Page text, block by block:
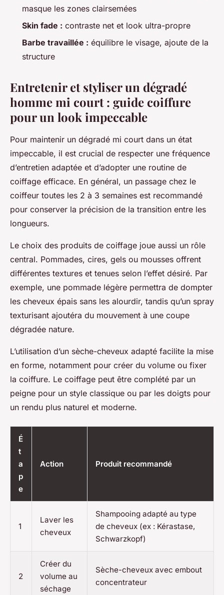
masque les zones clairsemées
Skin fade : contraste net et look ultra-propre
Barbe travaillée : équilibre le visage, ajoute de la
structure
Entretenir et styliser un dégradé
homme mi court : guide coiffure
pour un look impeccable
Pour maintenir un dégradé mi court dans un état
impeccable, il est crucial de respecter une fréquence
d’entretien adaptée et d’adopter une routine de
coiffage efficace. En général, un passage chez le
coiffeur toutes les 2 à 3 semaines est recommandé
pour conserver la précision de la transition entre les
longueurs.
Le choix des produits de coiffage joue aussi un rôle
central. Pommades, cires, gels ou mousses offrent
différentes textures et tenues selon l’effet désiré. Par
exemple, une pommade légère permettra de dompter
les cheveux épais sans les alourdir, tandis qu’un spray
texturisant ajoutéra du mouvement à une coupe
dégradée nature.
L’utilisation d’un sèche-cheveux adapté facilite la mise
en forme, notamment pour créer du volume ou fixer
la coiffure. Le coiffage peut être complété par un
peigne pour un style classique ou par les doigts pour
un rendu plus naturel et moderne.
É
t
a
p
e
Action Produit recommandé
1
Laver les
cheveux
Shampooing adapté au type
de cheveux (ex : Kérastase,
Schwarzkopf)
2
Créer du
volume au
séchage
Sèche-cheveux avec embout
concentrateur